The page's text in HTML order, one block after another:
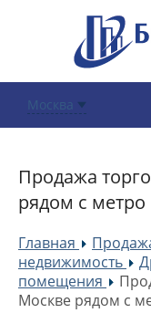
Москва
Продажа
рядом с
Главная »
недвижимость
»
помещения
»
Москве рядом с